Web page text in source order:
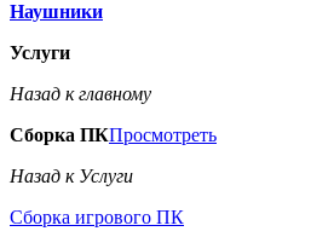
Наушники
Услуги
Назад к главному
Сборка ПКПросмотреть
Назад к Услуги
Сборка игрового ПК